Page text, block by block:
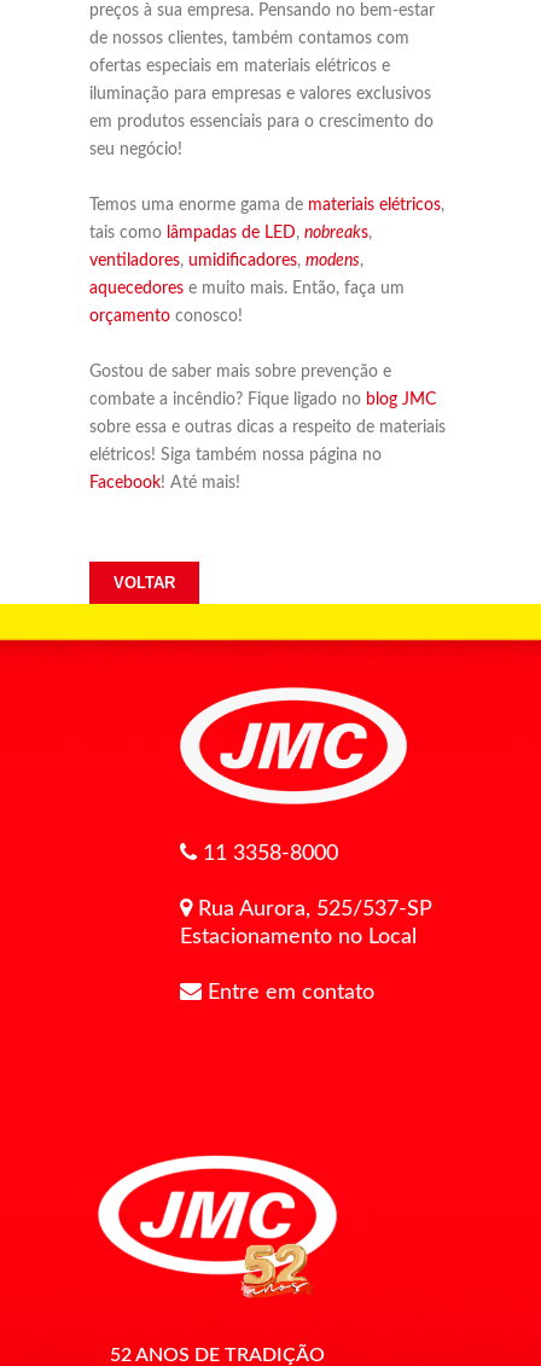
preços à sua empresa. Pensando no bem-estar
de nossos clientes, também contamos com
ofertas especiais em materiais elétricos e
iluminação para empresas e valores exclusivos
em produtos essenciais para o crescimento do
seu negócio!
Temos uma enorme gama de materiais elétricos,
tais como lâmpadas de LED, nobreaks,
ventiladores, umidificadores, modens,
aquecedores e muito mais. Então, faça um
orçamento conosco!
Gostou de saber mais sobre prevenção e
combate a incêndio? Fique ligado no blog JMC
sobre essa e outras dicas a respeito de materiais
elétricos! Siga também nossa página no
Facebook! Até mais!
11 3358-8000
Rua Aurora, 525/537-SP
Estacionamento no Local
Entre em contato
52 ANOS DE TRADIÇÃO